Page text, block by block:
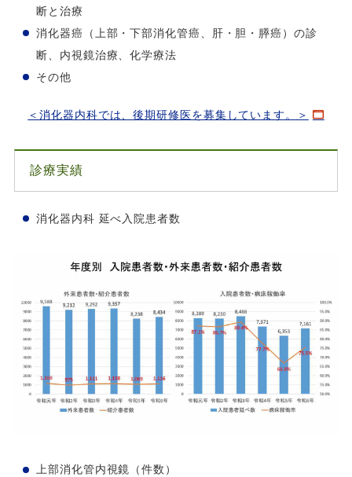
断と治療
消化器癌（上部・下部消化管癌、肝・胆・膵癌）の診
断、内視鏡治療、化学療法
その他
＜消化器内科では、後期研修医を募集しています。＞
診療実績
消化器内科 延べ入院患者数
上部消化管内視鏡（件数）